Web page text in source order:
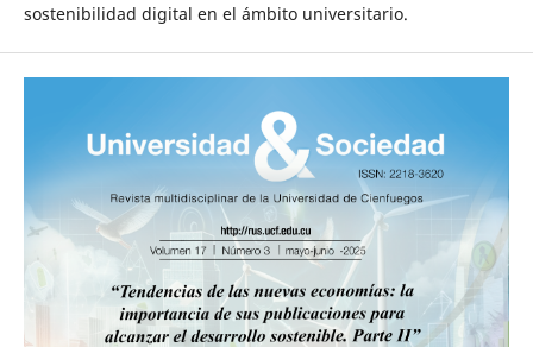
sostenibilidad digital en el ámbito universitario.